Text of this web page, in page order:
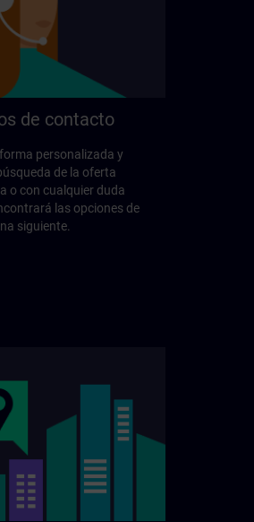
de contacto
personalizada y
de la oferta
o con cualquier duda
las opciones de
siguiente.